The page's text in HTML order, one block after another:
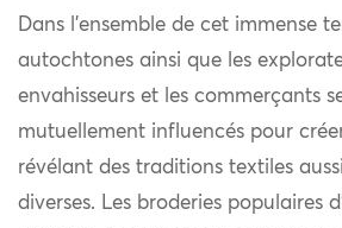
Dans l’ensemble de cet immense
autochtones ainsi que les
envahisseurs et les commerçants
mutuellement influencés pour
révélant des traditions textiles
diverses. Les broderies populaires